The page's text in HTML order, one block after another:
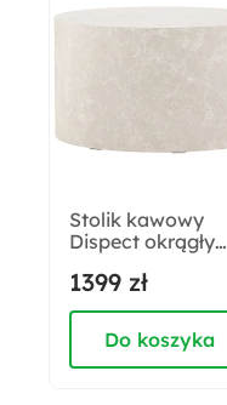
Tapicerowane
Głębokość:
95 cm
Wysokość
Stolik kawowy
Dispect okrągły
1399 zł
Do koszyka